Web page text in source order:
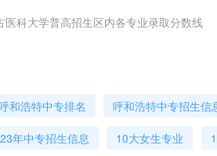
科，人体解剖与组织胚胎学、内科学（
医疗资源支撑、内蒙古蒙医药博物馆的
年6月，蒙医药学被列为国家级非物质
临床医学综合(诊断学20分，内科学15
医科大学普高招生区内各专业录取分数线
和浩特中专排名 呼和浩特中专招生信
年中专招生信息 10大女生专业